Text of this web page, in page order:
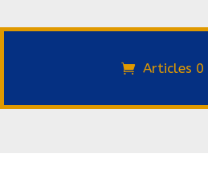
Articles 0